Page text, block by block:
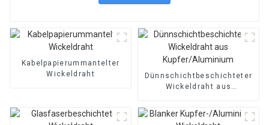
Kabelpapierummantelter
Wickeldraht
Dünnschichtbeschichteter
Wickeldraht aus